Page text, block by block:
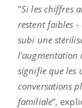
"Si les chiffres
restent faibles -
subi une
l'augmentation
signifie que les
conversations
familiale”,